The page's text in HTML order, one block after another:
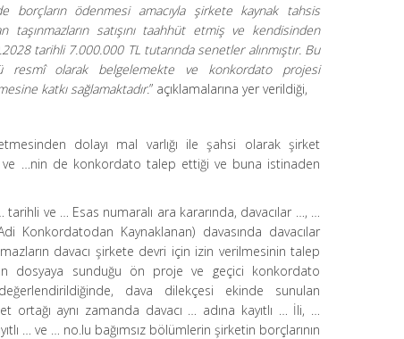
borçların ödenmesi amacıyla şirkete kaynak tahsis
satışını taahhüt etmiş ve kendisinden
tarihli 7.000.000 TL tutarında senetler alınmıştır. Bu
resmî olarak belgelemekte ve konkordato projesi
katkı sağlamaktadır.” açıklamalarına yer verildiği,
dolayı mal varlığı ile şahsi olarak şirket
ve …nin de konkordato talep ettiği ve buna istinaden
ve … Esas numaralı ara kararında, davacılar …, …
Konkordatodan Kaynaklanan) davasında davacılar
davacı şirkete devri için izin verilmesinin talep
dosyaya sunduğu ön proje ve geçici konkordato
dava dilekçesi ekinde sunulan
ortağı aynı zamanda davacı … adına kayıtlı … İli, …
… ve … no.lu bağımsız bölümlerin şirketin borçlarının